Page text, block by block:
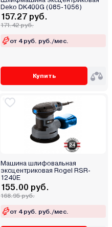
Deko DK400G (085-1056)
157.27 руб.
171.42 руб.
от 4 руб. руб./мес.
Купить
Машина шлифовальная
эксцентриковая Rogel RSR-
1240E
155.00 руб.
168.95 руб.
от 4 руб. руб./мес.